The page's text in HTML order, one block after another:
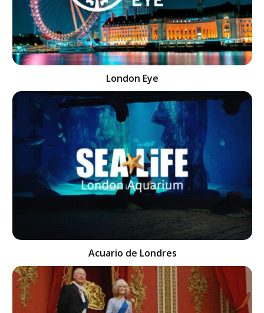
London Eye
Acuario de Londres